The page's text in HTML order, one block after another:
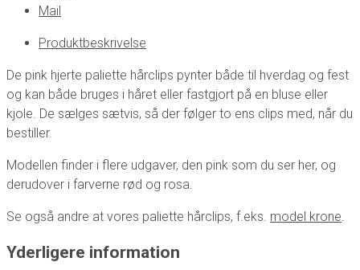
Mail
Produktbeskrivelse
De pink hjerte paliette hårclips pynter både til hverdag og fest
og kan både bruges i håret eller fastgjort på en bluse eller
kjole. De sælges sætvis, så der følger to ens clips med, når du
bestiller.
Modellen finder i flere udgaver, den pink som du ser her, og
derudover i farverne rød og rosa.
Se også andre at vores paliette hårclips, f.eks. model krone.
Yderligere information